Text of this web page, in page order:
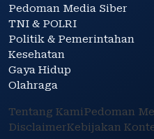
Pedoman Media Siber
TNI & POLRI
Politik & Pemerintahan
Kesehatan
Gaya Hidup
Olahraga
Tentang KamiPedoman
DisclaimerKebijakan